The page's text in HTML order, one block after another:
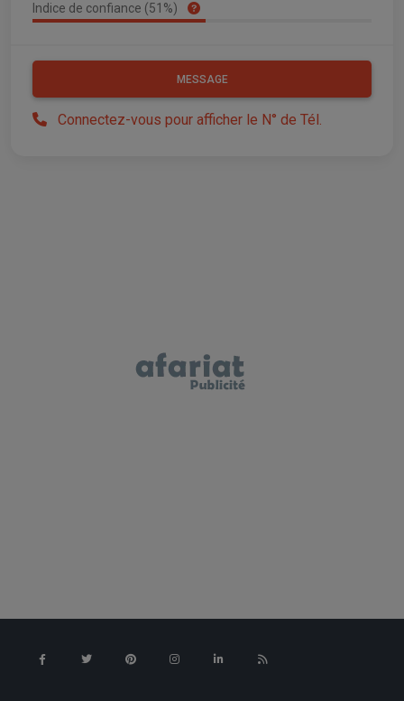
Indice de confiance (51%)
MESSAGE
Connectez-vous pour afficher le N° de Tél.